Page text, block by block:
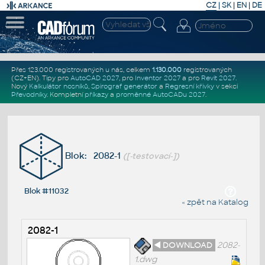
CZ | SK| EN | DE
Přes 123.000 registrovaných u nás, celkem 1.130.000registrovaných
(CZ+EN). Tipy pro AutoCAD 2027, pro Inventor 2027a pro Revit 2027.
Nový Kalkulátor nosníků, Spirograf generátor a Regresní křivkyv sekci
Převodníky. Kompletní příkazya proměnné AutoCADu 2027.
Blok: 2082-1 ([-testovací-])
Blok #11032
« zpět na Katalog
2082-1
◄ DOWNLOAD 2082-
1.dwg